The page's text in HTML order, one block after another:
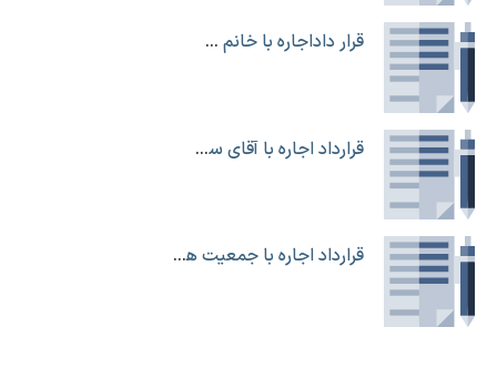
قرار داداجاره با خانم سیمزر جوشن
قرارداد اجاره با آقای سجاد حیدری
قرارداد اجاره با جمعیت هلال احمر استان آذربایجان غربی